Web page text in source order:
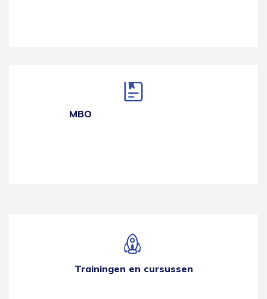
MBO
Trainingen en cursussen